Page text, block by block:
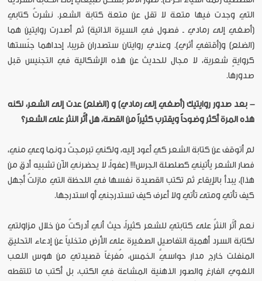
التي وجدت فيها متعة لا تقل عن متعة كتابة الشعر. نشرتُ كتابي
(أصغي إلى رمادي ـ فصول في السيرة الذاتية) ثم أصدرت روايتين هما
(الضلع) و(أقتفي أثري). وعندي روايتان ستصدران قريبا، إحداهما جنّستها
كروايةٍ شعرية، لا مجال للحديث عن هذه الإشكالية في التجنيس قبل
صدورها.
- بعد صدور روايتيك (أصغي إلى رمادي) و (الضلع) عدت إلى الشعر، لكنه
هذه المرة أكثر وضوحاً ويقترب كثيراً من القصة، هل أثّر النثر على الشعر؟
لم أتوقف عن كتابة الشعر كي أعود إليه، ولكني تبرمجتُ دونما وعي مني،
فصار الشعر يأتيني كصلصلة الجرس!!! (عفواً، لا يحضرني الآن تشبيه أدق من
هذا)، يبدأ بالإيقاع ثم تكتب القصيدة نفسها في اللحظة التي مازلتُ أجهل
كيف تأتي ومتى تأتي ولا أعرف كيف تستدرجني أو استدرجها.
نعم أثّر النثرُ على كتابتي للشعر كثيراً، حيث أني أدركتُ من خلال مزاولتي
لكتابة السرد أهمية التفاصيل الصغيرة على الأرض متخلياً عن إدعاء التحليق
المنفلت خارج مدار حواسيَّ الخمس، مُفرغاً قصيدتي من هوس اللعب
اللغوي الفارغ والصور الذهنية المشاعة في الكتب، بل أكتب ما تلتقطه